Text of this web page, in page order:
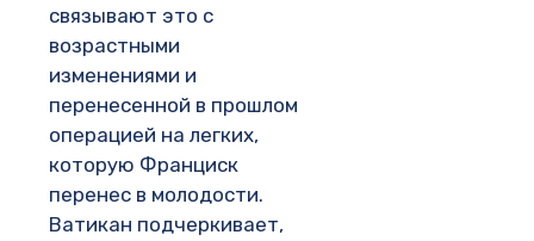
связывают это с
возрастными
изменениями и
перенесенной в прошлом
операцией на легких,
которую Франциск
перенес в молодости.
Ватикан подчеркивает,